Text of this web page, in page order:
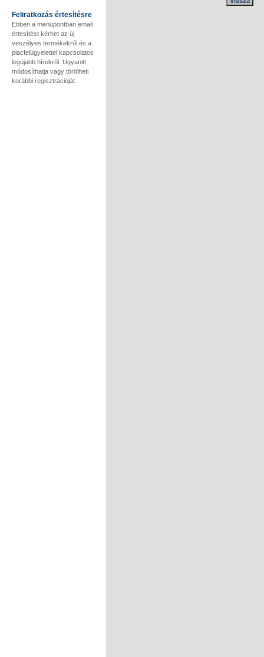
Feliratkozás értesítésre
Ebben a menüpontban email
értesítést kérhet az új
veszélyes termékekről és a
piacfelügyelettel kapcsolatos
legújabb hírekről. Ugyanitt
módosíthatja vagy törölheti
korábbi regisztrációját.